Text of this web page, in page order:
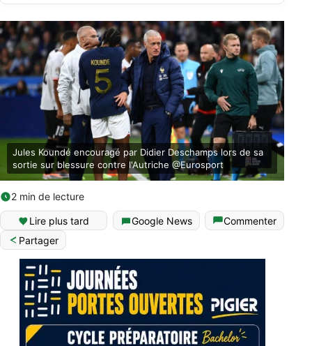
Jules Koundé encouragé par Didier Deschamps lors de sa
sortie sur blessure contre l'Autriche @Eurosport
2 min de lecture
Lire plus tard Google News
Commenter
Partager